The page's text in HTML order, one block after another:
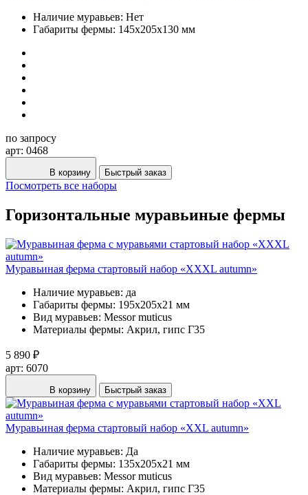
Наличие муравьев: Нет
Габариты фермы: 145х205х130 мм
по запросу
арт: 0468
В корзину Быстрый заказ
Посмотреть все наборы
Горизонтальные муравьиные фермы
Муравьиная ферма стартовый набор «XXXL autumn»
Наличие муравьев: да
Габариты фермы: 195х205х21 мм
Вид муравьев: Messor muticus
Материалы фермы: Акрил, гипс Г35
5 890 ₽
арт: 6070
В корзину Быстрый заказ
Муравьиная ферма стартовый набор «XXL autumn»
Наличие муравьев: Да
Габариты фермы: 135х205х21 мм
Вид муравьев: Messor muticus
Материалы фермы: Акрил, гипс Г35